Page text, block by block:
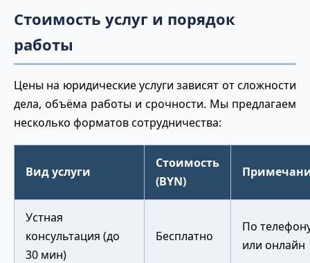
Стоимость услуг и порядок
работы
Цены на юридические услуги зависят от сложности
дела, объёма работы и срочности. Мы предлагаем
несколько форматов сотрудничества:
Вид услуги
Стоимость
(BYN)
Устная
консультация (до
30 мин)
Бесплатно
По
или онлайн